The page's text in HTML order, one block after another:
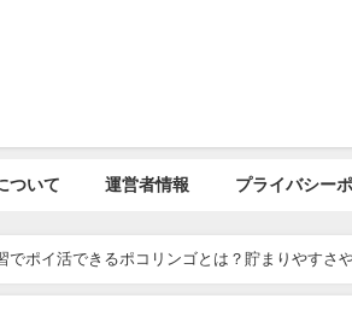
ついて 運営者情報 プライバシー
でポイ活できるポコリンゴとは？貯まりやすさ